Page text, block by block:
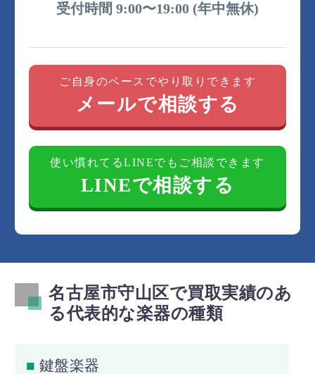
受付時間 9:00〜19:00 (年中無休)
ご自身のペースでやり取りできます
メールで相談する
使い慣れてるLINEでもご相談できます
LINEで相談する
名古屋市守山区で買取実績のあ
る代表的な楽器の種類
鍵盤楽器